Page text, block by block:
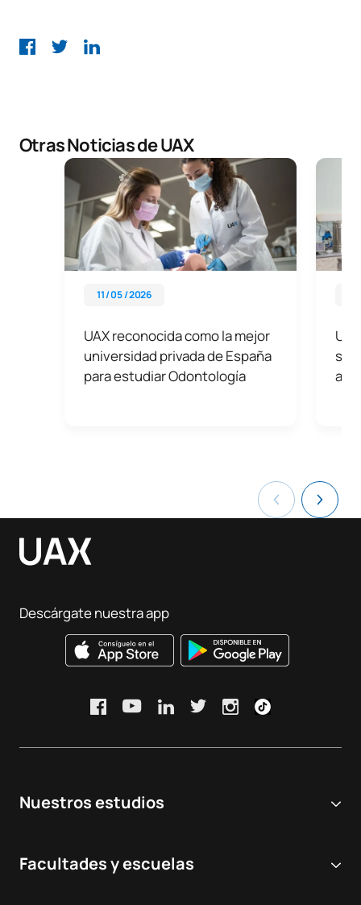
Otras Noticias de UAX
11 / 05 / 2026
UAX reconocida como la mejor
universidad privada de España
para estudiar Odontología
Nuestros estudios
Grados Universitarios
Facultades y escuelas
Descárgate nuestra app